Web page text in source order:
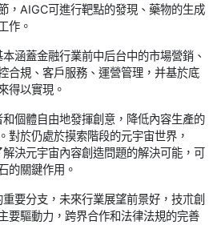
，AIGC可進行靶點的發現、藥物的生成
作。
涵蓋金融行業前中后台中的市場營銷、
合規、客戶服務、運營管理，并基於底
得以實現。
個體自由地發揮創意，降低內容生產的
對於仍處於摸索階段的元宇宙世界，
決元宇宙內容創造問題的解決可能，可
的關鍵作用。
要分支，未來行業展望前景好，技朮創
要驅動力，跨界合作和法律法規的完善